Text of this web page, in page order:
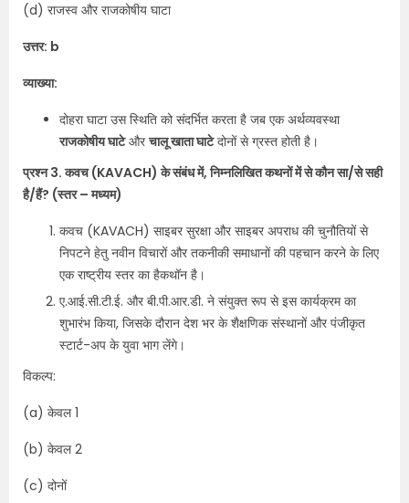
(d) राजस्व और राजकोषीय घाटा
उत्तर: b
व्याख्या:
दोहरा घाटा उस स्थिति को संदर्भित करता है जब एक अर्थव्यवस्था
राजकोषीय घाटेऔरचालू खाता घाटेदोनों से ग्रस्त होती है।
प्रश्न 3. कवच (KAVACH) के संबंध में, निम्नलिखित कथनों में से कौन सा/से सही
है/हैं? (स्तर – मध्यम)
कवच (KAVACH) साइबर सुरक्षा और साइबर अपराध की चुनौतियों से
निपटने हेतु नवीन विचारों और तकनीकी समाधानों की पहचान करने के लिए
एक राष्ट्रीय स्तर का हैकथॉन है।
ए.आई.सी.टी.ई. और बी.पी.आर.डी. ने संयुक्त रूप से इस कार्यक्रम का
शुभारंभ किया, जिसके दौरान देश भर के शैक्षणिक संस्थानों और पंजीकृत
स्टार्ट-अप के युवा भाग लेंगे।
विकल्प:
(a) केवल 1
(b) केवल 2
(c) दोनों